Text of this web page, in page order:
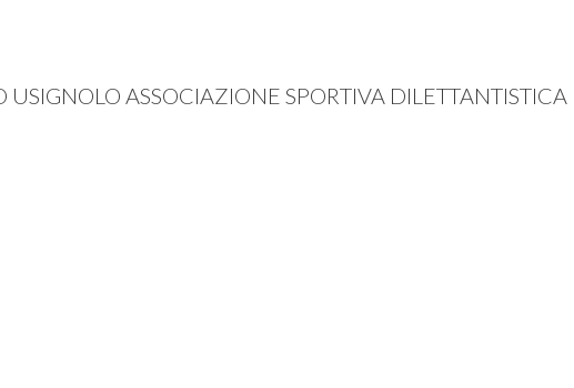
USIGNOLO ASSOCIAZIONE SPORTIVA DILETTANTISTICA